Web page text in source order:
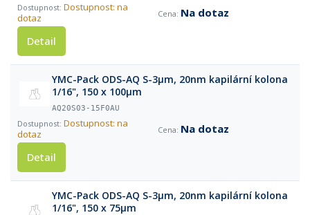
Dostupnost: na
dotaz
Na dotaz
Detail
YMC-Pack ODS-AQ S-3µm, 20nm kapilární kolona
1/16", 150 x 100µm
AQ20S03-15F0AU
Dostupnost: na
dotaz
Na dotaz
Detail
YMC-Pack ODS-AQ S-3µm, 20nm kapilární kolona
1/16", 150 x 75µm